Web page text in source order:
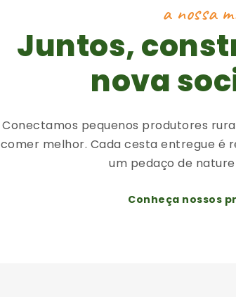
a nossa
Juntos,
nova
Conectamos pequenos produtores
comer melhor. Cada cesta entregue é
um pedaço de
Conheça nossos